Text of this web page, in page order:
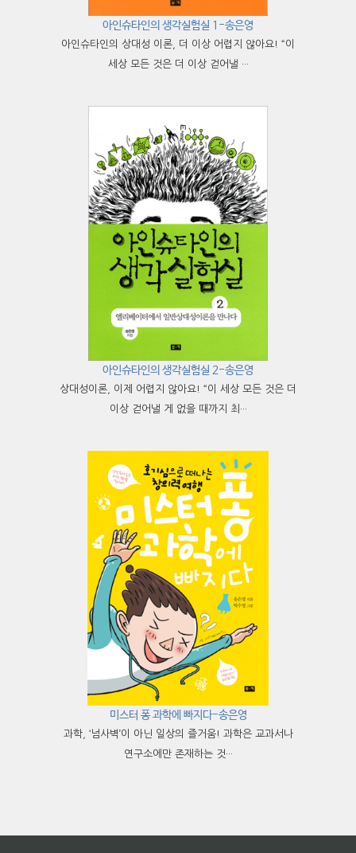
아인슈타인의 생각실험실 1-송은영
아인슈타인의 상대성 이론, 더 이상 어렵지 않아요! “이
세상 모든 것은 더 이상 걷어낼 ···
아인슈타인의 생각실험실 2-송은영
상대성이론, 이제 어렵지 않아요! “이 세상 모든 것은 더
이상 걷어낼 게 없을 때까지 최···
미스터 퐁 과학에 빠지다-송은영
과학, ‘넘사벽’이 아닌 일상의 즐거움! 과학은 교과서나
연구소에만 존재하는 것···